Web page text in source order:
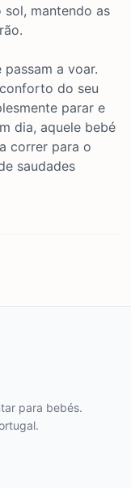
sol, mantendo as
a voar.
do seu
parar e
dia, aquele bebé
correr para o
saudades
para bebés.